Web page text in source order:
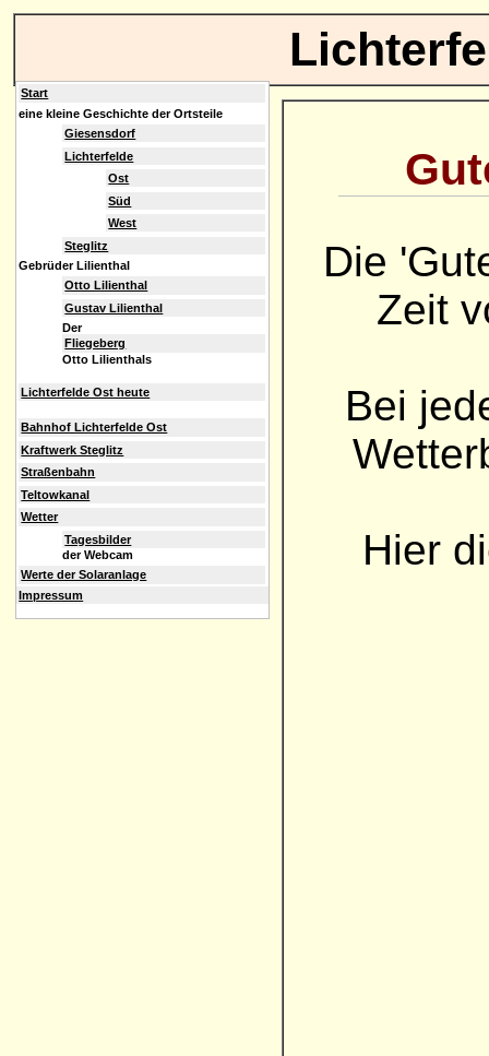
Die
Zeit
Bei
Hier
Start
eine kleine Geschichte der Ortsteile
Giesensdorf
Lichterfelde
Ost
Süd
West
Steglitz
Gebrüder Lilienthal
Otto Lilienthal
Gustav Lilienthal
Der
Fliegeberg
Otto Lilienthals
Lichterfelde Ost heute
Bahnhof Lichterfelde Ost
Kraftwerk Steglitz
Straßenbahn
Teltowkanal
Wetter
Tagesbilder
der Webcam
Werte der Solaranlage
Impressum